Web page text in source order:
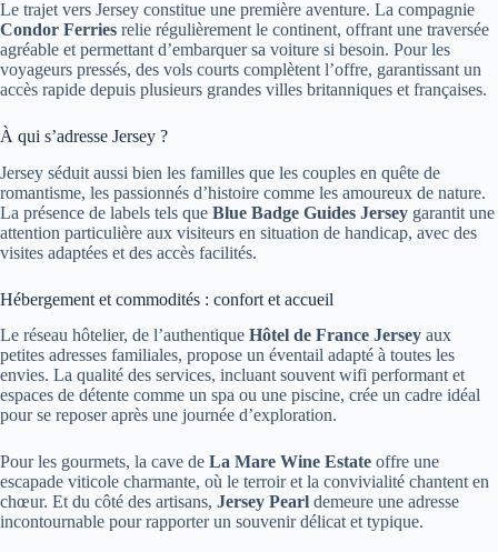
Le trajet vers Jersey constitue une première aventure. La compagnie
Condor Ferries relie régulièrement le continent, offrant une traversée
agréable et permettant d’embarquer sa voiture si besoin. Pour les
voyageurs pressés, des vols courts complètent l’offre, garantissant un
accès rapide depuis plusieurs grandes villes britanniques et françaises.
À qui s’adresse Jersey ?
Jersey séduit aussi bien les familles que les couples en quête de
romantisme, les passionnés d’histoire comme les amoureux de nature.
La présence de labels tels que Blue Badge Guides Jersey garantit une
attention particulière aux visiteurs en situation de handicap, avec des
visites adaptées et des accès facilités.
Hébergement et commodités : confort et accueil
Le réseau hôtelier, de l’authentique Hôtel de France Jersey aux
petites adresses familiales, propose un éventail adapté à toutes les
envies. La qualité des services, incluant souvent wifi performant et
espaces de détente comme un spa ou une piscine, crée un cadre idéal
pour se reposer après une journée d’exploration.
Pour les gourmets, la cave de La Mare Wine Estate offre une
escapade viticole charmante, où le terroir et la convivialité chantent en
chœur. Et du côté des artisans, Jersey Pearl demeure une adresse
incontournable pour rapporter un souvenir délicat et typique.